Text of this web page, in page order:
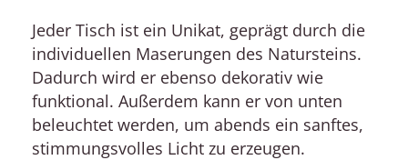
Jeder Tisch ist ein Unikat, geprägt durch die
individuellen Maserungen des Natursteins.
Dadurch wird er ebenso dekorativ wie
funktional. Außerdem kann er von unten
beleuchtet werden, um abends ein sanftes,
stimmungsvolles Licht zu erzeugen.